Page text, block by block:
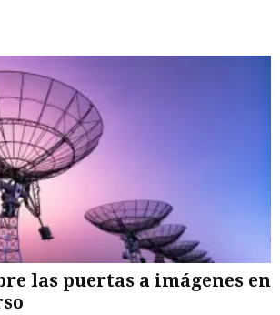
las puertas a imágenes en